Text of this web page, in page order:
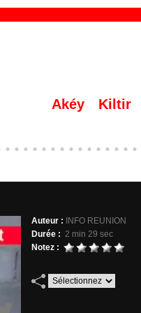
Akéy Kiltir
Auteur :
INFO REUNION
Durée : 2 min 29 sec
Notez :